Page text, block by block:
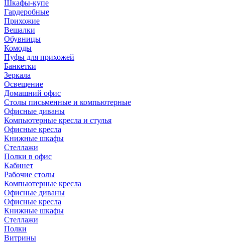
Шкафы-купе
Гардеробные
Прихожие
Вешалки
Обувницы
Комоды
Пуфы для прихожей
Банкетки
Зеркала
Освещение
Домашний офис
Столы письменные и компьютерные
Офисные диваны
Компьютерные кресла и стулья
Офисные кресла
Книжные шкафы
Стеллажи
Полки в офис
Кабинет
Рабочие столы
Компьютерные кресла
Офисные диваны
Офисные кресла
Книжные шкафы
Стеллажи
Полки
Витрины